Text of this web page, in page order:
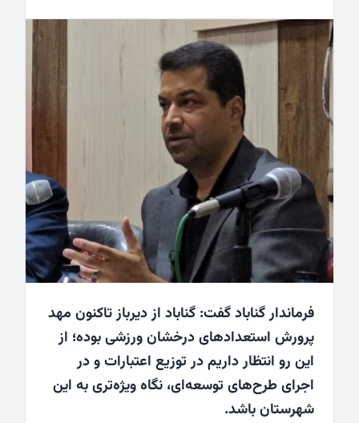
فرماندار گناباد گفت: گناباد از دیرباز تاکنون مهد
پرورش استعدادهای درخشان ورزشی بوده؛ از
این رو انتظار داریم در توزیع اعتبارات و در
اجرای طرح‌های توسعه‌ای، نگاه ویژه‌تری به این
شهرستان باشد.